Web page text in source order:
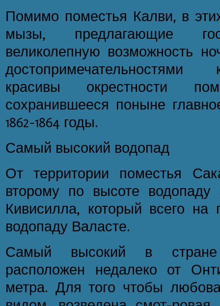
Помимо поместья Калви, в
мызы, предлагающие
великолепную возможность
красивы окрестности
сохранившееся поныне
1862-1864 годы.
Самый высокий водопад
От территории поместья
второму по высоте
Кивисилла, который всего на
водопаду Валасте.
Самый высокий в
расположен недалеко от
метра. Для того чтобы